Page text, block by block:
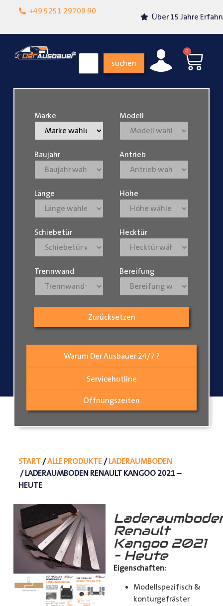
+49 5251 29709 90
Lokalgeschäft in
Über 15 Jahre Erfahrung
suchen
0
Warum Der Ausbauer 24/7 ?
Servicehotline
Öffnungszeiten
Marke Modell
Baujahr Antrieb
Länge Höhe
Schiebetür Hecktür
Trennwand Bereifung
Zurücksetzen
START/ALLE PRODUKTE/LADERAUMBODEN
/ LADERAUMBODEN RENAULT KANGOO 2021 –
HEUTE
Renault
Kangoo 2021
– Heute
Eigenschaften:
Modellspezifisch &
konturgefräster